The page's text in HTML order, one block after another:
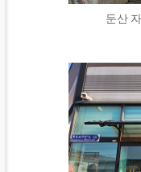
둔산